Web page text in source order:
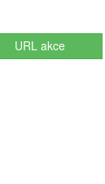
URL akce